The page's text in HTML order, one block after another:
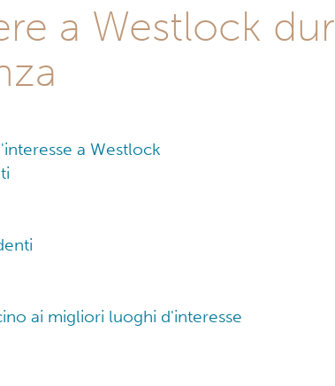
a Westlock
a Westlock
ai migliori luoghi d'interesse